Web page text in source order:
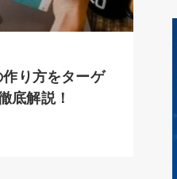
り方をターゲ
底解説！